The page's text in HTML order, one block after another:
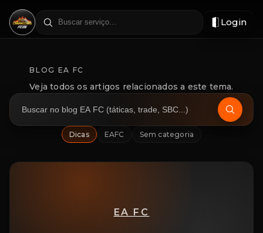
Login
BLOG EA FC
Veja todos os artigos relacionados a este tema.
Dicas EAFC Sem categoria
EA FC